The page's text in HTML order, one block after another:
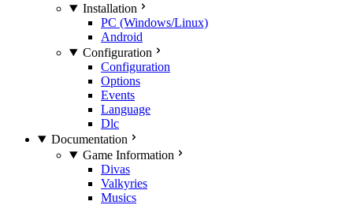
Installation
PC (Windows/Linux)
Android
Configuration
Configuration
Options
Events
Language
Dlc
Documentation
Game Information
Divas
Valkyries
Musics